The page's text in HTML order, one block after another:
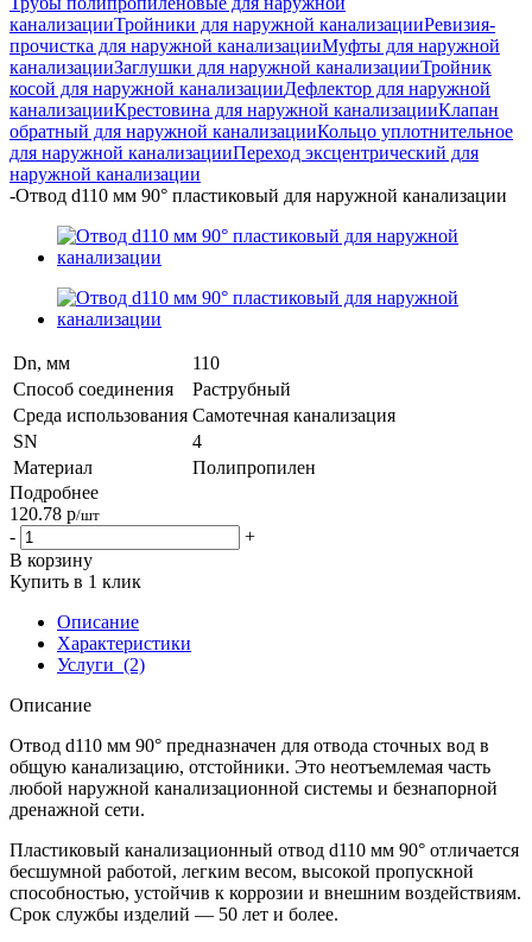
канализацииТройники для наружной канализацииРевизия-
прочистка для наружной канализацииМуфты для наружной
канализацииЗаглушки для наружной канализацииТройник
косой для наружной канализацииДефлектор для наружной
канализацииКрестовина для наружной канализацииКлапан
обратный для наружной канализацииКольцо уплотнительное
для наружной канализацииПереход эксцентрический для
наружной канализации
-Отвод d110 мм 90° пластиковый для наружной канализации
Dn, мм
110
Способ соединения
Раструбный
Среда использования Самотечная канализация
SN
4
Материал
Полипропилен
Подробнее
120.78 р/шт
-
+
В корзину
Купить в 1 клик
Описание
Характеристики
Услуги (2)
Описание
Отвод d110 мм 90° предназначен для отвода сточных вод в
общую канализацию, отстойники. Это неотъемлемая часть
любой наружной канализационной системы и безнапорной
дренажной сети.
Пластиковый канализационный отвод d110 мм 90° отличается
бесшумной работой, легким весом, высокой пропускной
способностью, устойчив к коррозии и внешним воздействиям.
Срок службы изделий — 50 лет и более.